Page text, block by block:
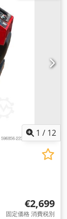
1 / 12
€2,699
固定価格 消費税別